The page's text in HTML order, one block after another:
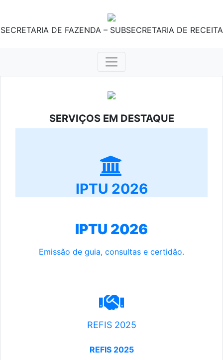
SECRETARIA DE FAZENDA – SUBSECRETARIA DE RECEITA
SERVIÇOS EM DESTAQUE
IPTU 2026
IPTU 2026
Emissão de guia, consultas e certidão.
REFIS 2025
REFIS 2025